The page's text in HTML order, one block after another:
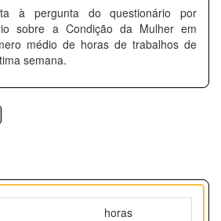
à pergunta do questionário por
sobre a Condição da Mulher em
médio de horas de trabalhos de
semana.
horas